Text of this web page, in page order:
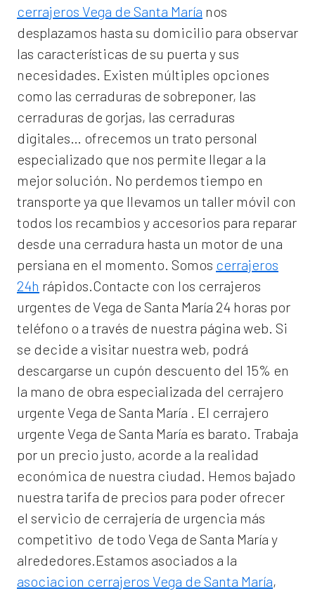
cerrajeros Vega de Santa María nos
desplazamos hasta su domicilio para observar
las características de su puerta y sus
necesidades. Existen múltiples opciones
como las cerraduras de sobreponer, las
cerraduras de gorjas, las cerraduras
digitales… ofrecemos un trato personal
especializado que nos permite llegar a la
mejor solución. No perdemos tiempo en
transporte ya que llevamos un taller móvil con
todos los recambios y accesorios para reparar
desde una cerradura hasta un motor de una
persiana en el momento. Somos cerrajeros
24h rápidos.Contacte con los cerrajeros
urgentes de Vega de Santa María 24 horas por
teléfono o a través de nuestra página web. Si
se decide a visitar nuestra web, podrá
descargarse un cupón descuento del 15% en
la mano de obra especializada del cerrajero
urgente Vega de Santa María . El cerrajero
urgente Vega de Santa María es barato. Trabaja
por un precio justo, acorde a la realidad
económica de nuestra ciudad. Hemos bajado
nuestra tarifa de precios para poder ofrecer
el servicio de cerrajería de urgencia más
competitivo de todo Vega de Santa María y
alrededores.Estamos asociados a la
asociacion cerrajeros Vega de Santa María,